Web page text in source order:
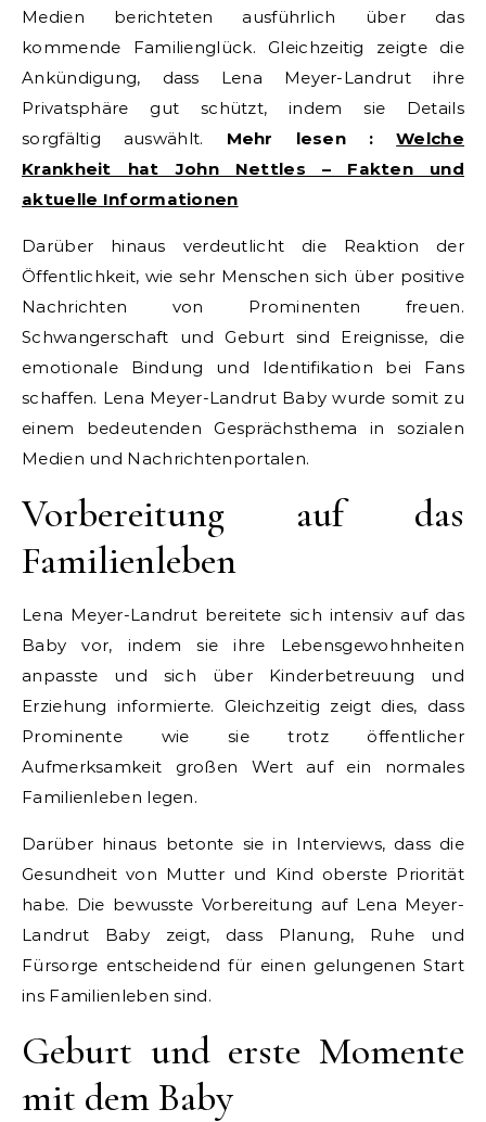
Medien berichteten ausführlich über das
kommende Familienglück. Gleichzeitig zeigte die
Ankündigung, dass Lena Meyer-Landrut ihre
Privatsphäre gut schützt, indem sie Details
sorgfältig auswählt. Mehr lesen :Welche
Krankheit hat John Nettles – Fakten und
aktuelle Informationen
Darüber hinaus verdeutlicht die Reaktion der
Öffentlichkeit, wie sehr Menschen sich über positive
Nachrichten von Prominenten freuen.
Schwangerschaft und Geburt sind Ereignisse, die
emotionale Bindung und Identifikation bei Fans
schaffen. Lena Meyer-Landrut Baby wurde somit zu
einem bedeutenden Gesprächsthema in sozialen
Medien und Nachrichtenportalen.
Vorbereitung auf das
Familienleben
Lena Meyer-Landrut bereitete sich intensiv auf das
Baby vor, indem sie ihre Lebensgewohnheiten
anpasste und sich über Kinderbetreuung und
Erziehung informierte. Gleichzeitig zeigt dies, dass
Prominente wie sie trotz öffentlicher
Aufmerksamkeit großen Wert auf ein normales
Familienleben legen.
Darüber hinaus betonte sie in Interviews, dass die
Gesundheit von Mutter und Kind oberste Priorität
habe. Die bewusste Vorbereitung auf Lena Meyer-
Landrut Baby zeigt, dass Planung, Ruhe und
Fürsorge entscheidend für einen gelungenen Start
ins Familienleben sind.
Geburt und erste Momente
mit dem Baby